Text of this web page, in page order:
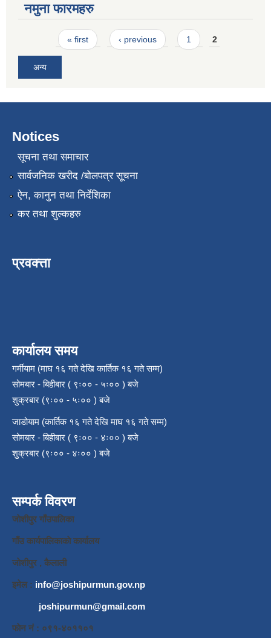
नमुना फारमहरु
Pages« first ‹ previous 1 2
अन्य
Notices
सूचना तथा समाचार
सार्वजनिक खरीद /बोलपत्र सूचना
ऐन, कानुन तथा निर्देशिका
कर तथा शुल्कहरु
प्रवक्त्ता
कार्यालय समय
गर्मीयाम (माघ १६ गते देखि कार्तिक १६ गते सम्म)
सोमबार - बिहीबार ( ९ः०० - ५ः०० ) बजे
शुक्रबार (९ः०० - ५ः०० ) बजे
जाडोयाम (कार्तिक १६ गते देखि माघ १६ गते सम्म)
सोमबार - बिहीबार ( ९ः०० - ४ः०० ) बजे
शुक्रबार (९ः०० - ४ः०० ) बजे
सम्पर्क विवरण
जाेशीपुर गाँउपालिका
गाँउ कार्यपालिकाकाे कार्यालय
जाेशीपुर , कैलाली
इमेल : info@joshipurmun.gov.np
joshipurmun@gmail.com
फाेन नं : ०९१-४०११०१